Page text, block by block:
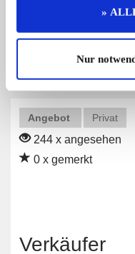
»
Nur
Diese Anzeige
Angebot Privat
244 x angesehen
0 x gemerkt
Verkäufer